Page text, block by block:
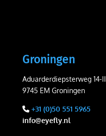
Groningen
Aduarderdiepsterweg 14-II
9745 EM Groningen
+31 (0)50 551 5965
info@eyefly.nl